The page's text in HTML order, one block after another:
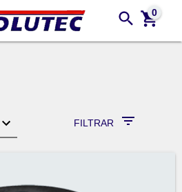
0
FILTRAR